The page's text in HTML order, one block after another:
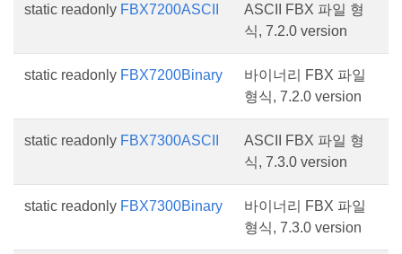
static readonly FBX7200ASCII
ASCII FBX 파일 형
식, 7.2.0 version
static readonly FBX7200Binary
바이너리 FBX 파일
형식, 7.2.0 version
static readonly FBX7300ASCII
ASCII FBX 파일 형
식, 7.3.0 version
static readonly FBX7300Binary
바이너리 FBX 파일
형식, 7.3.0 version